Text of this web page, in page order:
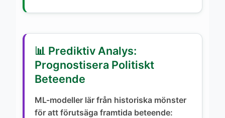
📊 Prediktiv Analys:
Prognostisera Politiskt
Beteende
ML-modeller lär från historiska mönster
för att förutsäga framtida beteende: